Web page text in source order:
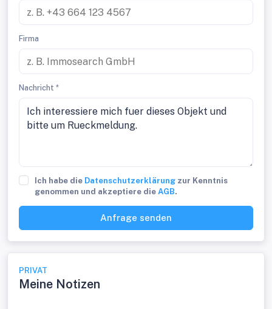
Firma
Nachricht *
Ich habe die Datenschutzerklärung zur Kenntnis
genommen und akzeptiere die AGB.
Anfrage senden
PRIVAT
Meine Notizen